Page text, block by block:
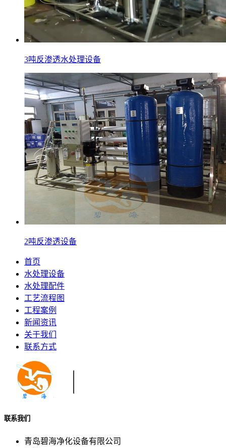
3吨反渗透水处理设备
2吨反渗透设备
首页
水处理设备
水处理配件
工艺流程图
工程案例
新闻资讯
关于我们
联系方式
联系我们
青岛碧海净化设备有限公司